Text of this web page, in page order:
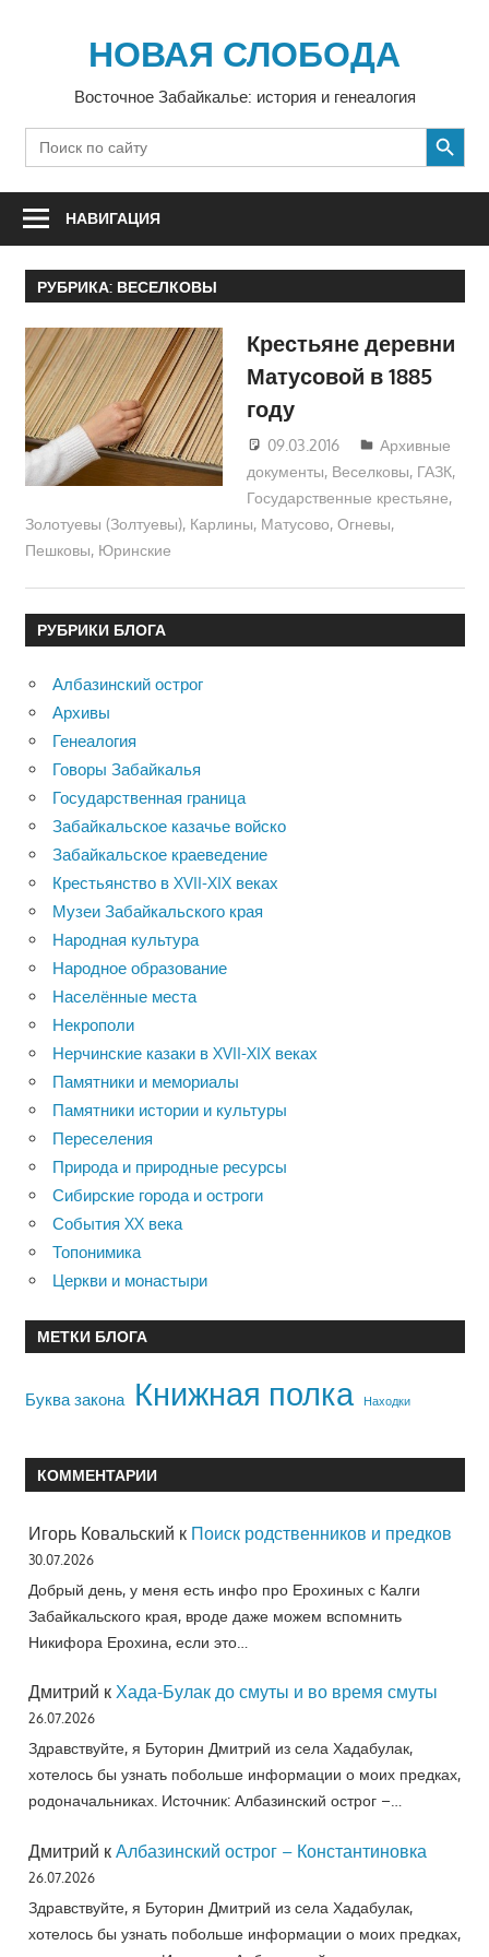
содержимомуНОВАЯ СЛОБОДА
Восточное Забайкалье: история и генеалогия
Search
for:
SEARCH BUTTON
НАВИГАЦИЯ
РУБРИКА: ВЕСЕЛКОВЫ
Крестьяне деревни
Матусовой в 1885
году
09.03.2016
Екатерина
Аникина
Архивные
документы, Веселковы, ГАЗК,
Государственные крестьяне,
Золотуевы (Золтуевы), Карлины, Матусово, Огневы,
Пешковы, Юринские
РУБРИКИ БЛОГА
Албазинский острог
Архивы
Генеалогия
Говоры Забайкалья
Государственная граница
Забайкальское казачье войско
Забайкальское краеведение
Крестьянство в XVII-XIX веках
Музеи Забайкальского края
Народная культура
Народное образование
Населённые места
Некрополи
Нерчинские казаки в XVII-XIX веках
Памятники и мемориалы
Памятники истории и культуры
Переселения
Природа и природные ресурсы
Сибирские города и остроги
События XX века
Топонимика
Церкви и монастыри
МЕТКИ БЛОГА
Буква закона Книжная полка Находки
КОММЕНТАРИИ
Игорь Ковальский к Поиск родственников и предков
30.07.2026
Добрый день, у меня есть инфо про Ерохиных с Калги
Забайкальского края, вроде даже можем вспомнить
Никифора Ерохина, если это…
Дмитрий к Хада-Булак до смуты и во время смуты
26.07.2026
Здравствуйте, я Буторин Дмитрий из села Хадабулак,
хотелось бы узнать побольше информации о моих предках,
родоначальниках. Источник: Албазинский острог –…
Дмитрий к Албазинский острог – Константиновка
26.07.2026
Здравствуйте, я Буторин Дмитрий из села Хадабулак,
хотелось бы узнать побольше информации о моих предках,